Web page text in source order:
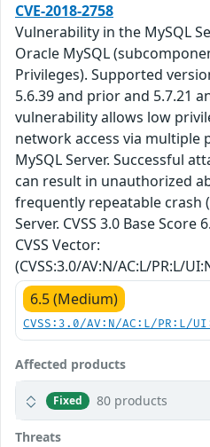
CVE-2018-2758
Vulnerability in the MySQL
Oracle MySQL
Privileges). Supported
5.6.39 and prior and 5.7.21
vulnerability allows low
network access via
MySQL Server. Successful
can result in unauthorized
frequently repeatable crash
Server. CVSS 3.0 Base Score
CVSS Vector:
(CVSS:3.0/AV:N/AC:L/PR:L/
6.5 (Medium)
CVSS:3.0/AV:N/AC:L/PR:L/
Affected products
Fixed 80 products
Threats